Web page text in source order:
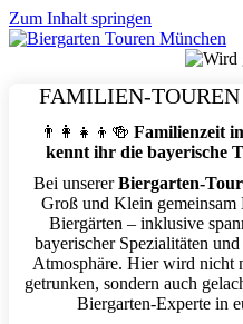
Zum Inhalt springen
FAMILIEN-
👨‍👩‍👧‍👦🍻 Familienzeit
kennt ihr die bayerische
Bei unsererBiergarten-
Groß und Klein gemeinsam
Biergärten – inklusive
bayerischer Spezialitäten
Atmosphäre. Hier wird nicht
getrunken, sondern auch
Biergarten-Experte in